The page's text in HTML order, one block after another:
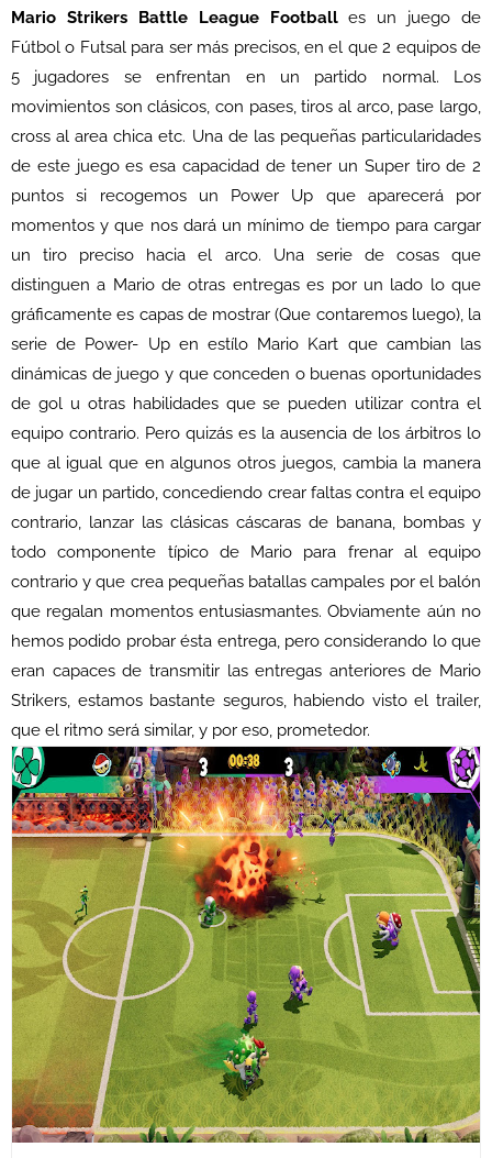
Mario Strikers Battle League Footballes un juego de
Fútbol o Futsal para ser más precisos, en el que 2 equipos de
5 jugadores se enfrentan en un partido normal. Los
movimientos son clásicos, con pases, tiros al arco, pase largo,
cross al area chica etc. Una de las pequeñas particularidades
de este juego es esa capacidad de tener un Super tiro de 2
puntos si recogemos un Power Up que aparecerá por
momentos y que nos dará un mínimo de tiempo para cargar
un tiro preciso hacia el arco. Una serie de cosas que
distinguen a Mario de otras entregas es por un lado lo que
gráficamente es capas de mostrar (Que contaremos luego), la
serie de Power- Up en estílo Mario Kart que cambian las
dinámicas de juego y que conceden o buenas oportunidades
de gol u otras habilidades que se pueden utilizar contra el
equipo contrario. Pero quizás es la ausencia de los árbitros lo
que al igual que en algunos otros juegos, cambia la manera
de jugar un partido, concediendo crear faltas contra el equipo
contrario, lanzar las clásicas cáscaras de banana, bombas y
todo componente típico de Mario para frenar al equipo
contrario y que crea pequeñas batallas campales por el balón
que regalan momentos entusiasmantes. Obviamente aún no
hemos podido probar ésta entrega, pero considerando lo que
eran capaces de transmitir las entregas anteriores de Mario
Strikers, estamos bastante seguros, habiendo visto el trailer,
que el ritmo será similar, y por eso, prometedor.